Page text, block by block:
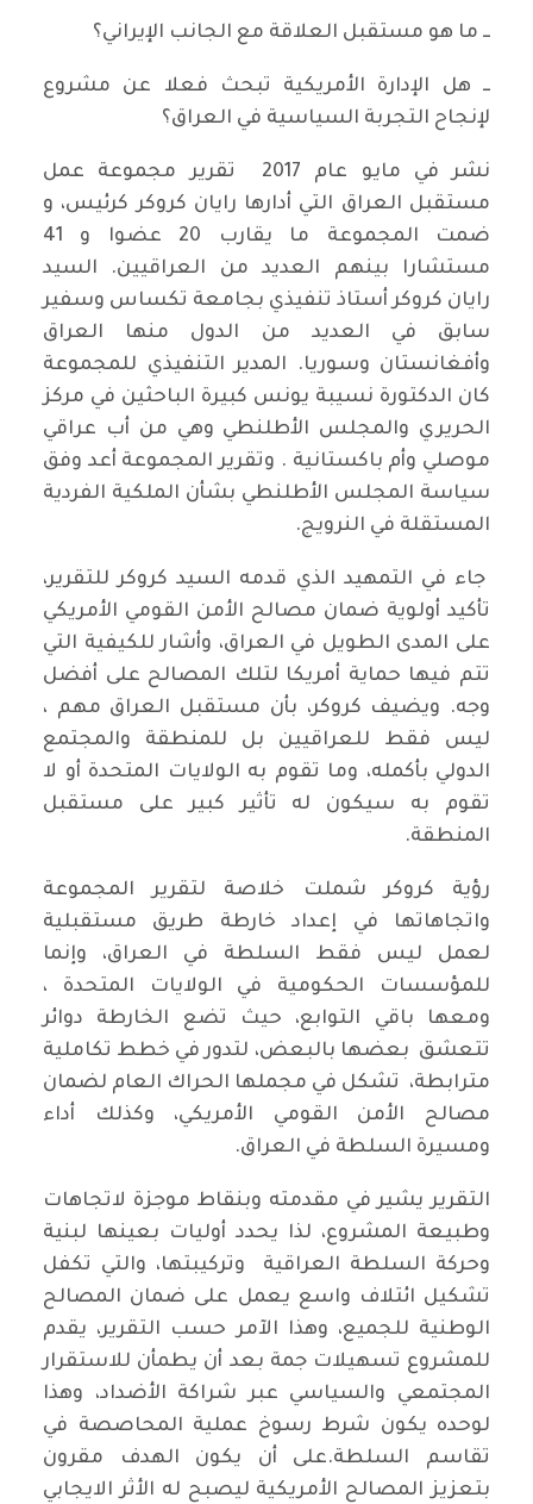
ــ ما هو مستقبل العلاقة مع الجانب الإيراني؟
ــ هل الإدارة الأمريكية تبحث فعلا عن مشروع
لإنجاح التجربة السياسية في العراق؟
نشر في مايو عام 2017 تقرير مجموعة عمل
مستقبل العراق التي أدارها رايان كروكر كرئيس، و
ضمت المجموعة ما يقارب 20 عضوا و 41
مستشارا بينهم العديد من العراقيين. السيد
رايان كروكر أستاذ تنفيذي بجامعة تكساس وسفير
سابق في العديد من الدول منها العراق
وأفغانستان وسوريا. المدير التنفيذي للمجموعة
كان الدكتورة نسيبة يونس كبيرة الباحثين في مركز
الحريري والمجلس الأطلنطي وهي من أب عراقي
موصلي وأم باكستانية . وتقرير المجموعة أعد وفق
سياسة المجلس الأطلنطي بشأن الملكية الفردية
المستقلة في النرويج.
جاء في التمهيد الذي قدمه السيد كروكر للتقرير،
تأكيد أولوية ضمان مصالح الأمن القومي الأمريكي
على المدى الطويل في العراق، وأشار للكيفية التي
تتم فيها حماية أمريكا لتلك المصالح على أفضل
وجه. ويضيف كروكر، بأن مستقبل العراق مهم ،
ليس فقط للعراقيين بل للمنطقة والمجتمع
الدولي بأكمله، وما تقوم به الولايات المتحدة أو لا
تقوم به سيكون له تأثير كبير على مستقبل
المنطقة.
رؤية كروكر شملت خلاصة لتقرير المجموعة
واتجاهاتها في إعداد خارطة طريق مستقبلية
لعمل ليس فقط السلطة في العراق، وإنما
للمؤسسات الحكومية في الولايات المتحدة ،
ومعها باقي التوابع، حيث تضع الخارطة دوائر
تتعشق بعضها بالبعض، لتدور في خطط تكاملية
مترابطة، تشكل في مجملها الحراك العام لضمان
مصالح الأمن القومي الأمريكي، وكذلك أداء
ومسيرة السلطة في العراق.
التقرير يشير في مقدمته وبنقاط موجزة لاتجاهات
وطبيعة المشروع، لذا يحدد أوليات بعينها لبنية
وحركة السلطة العراقية وتركيبتها، والتي تكفل
تشكيل ائتلاف واسع يعمل على ضمان المصالح
الوطنية للجميع، وهذا الآمر حسب التقرير، يقدم
للمشروع تسهيلات جمة بعد أن يطمأن للاستقرار
المجتمعي والسياسي عبر شراكة الأضداد، وهذا
لوحده يكون شرط رسوخ عملية المحاصصة في
تقاسم السلطة.على أن يكون الهدف مقرون
بتعزيز المصالح الأمريكية ليصبح له الأثر الايجابي